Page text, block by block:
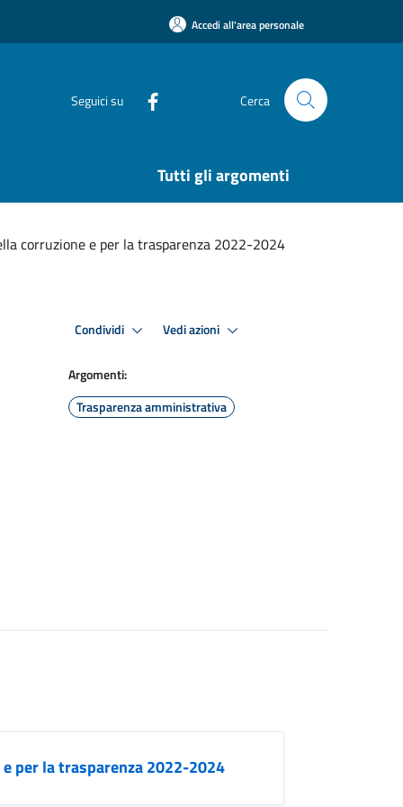
Accedi all'area personale
Seguici su Cerca
Tutti gli argomenti
corruzione e per la trasparenza 2022-2024
Condividi Vedi azioni
Argomenti:
Trasparenza amministrativa
per la trasparenza 2022-2024